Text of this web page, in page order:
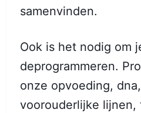
samenvinden.
Ook is het nodig om
deprogrammeren.
onze opvoeding,
voorouderlijke lijnen,